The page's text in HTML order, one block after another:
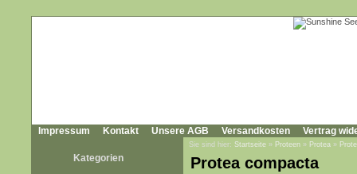
Impressum Kontakt Unsere AGB Versandkosten Vertrag
Kategorien
Sie sind hier: Startseite » Proteen » Protea »
Protea compacta